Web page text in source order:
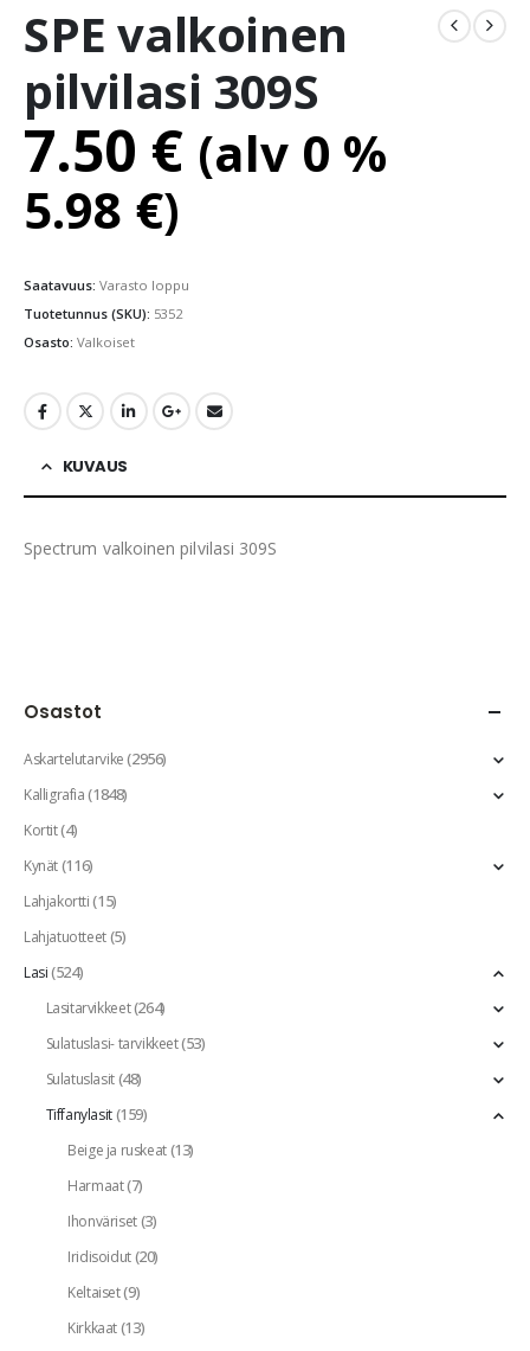
SPE valkoinen
pilvilasi 309S
7.50 € (alv 0 %
5.98 €)
Saatavuus: Varasto loppu
Tuotetunnus (SKU): 5352
Osasto: Valkoiset
KUVAUS
Spectrum valkoinen pilvilasi 309S
Osastot
Askartelutarvike(2956)
Kalligrafia(1848)
Kortit(4)
Kynät(116)
Lahjakortti(15)
Lahjatuotteet(5)
Lasi(524)
Lasitarvikkeet(264)
Sulatuslasi- tarvikkeet(53)
Sulatuslasit(48)
Tiffanylasit(159)
Beige ja ruskeat(13)
Harmaat(7)
Ihonväriset(3)
Iridisoidut(20)
Keltaiset(9)
Kirkkaat(13)